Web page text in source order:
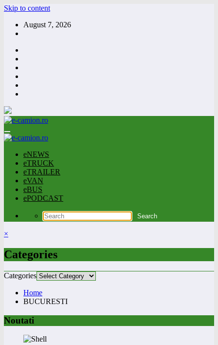
Skip to content
August 7, 2026
eNEWS
eTRUCK
eTRAILER
eVAN
eBUS
ePODCAST
×
Categories
Categories
Home
BUCURESTI
Noutati